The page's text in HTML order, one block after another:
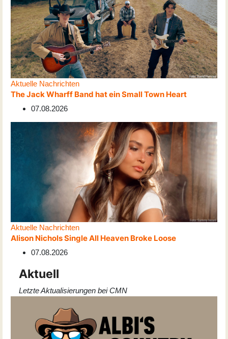
Aktuelle Nachrichten
The Jack Wharff Band hat ein Small Town Heart
07.08.2026
Aktuelle Nachrichten
Alison Nichols Single All Heaven Broke Loose
07.08.2026
Aktuell
Letzte Aktualisierungen bei CMN